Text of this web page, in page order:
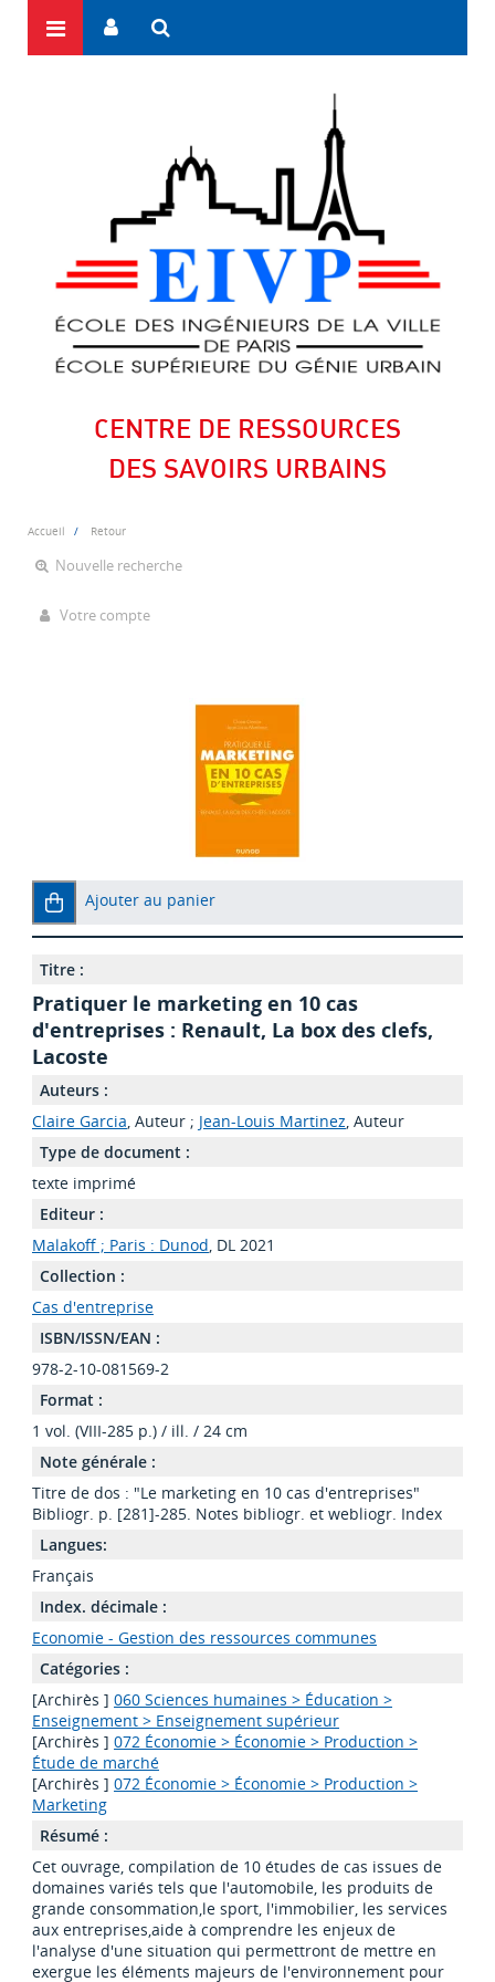
CENTRE DE RESSOURCES
DES SAVOIRS URBAINS
Accueil Retour
Nouvelle recherche
Votre compte
Ajouter au panier
Titre :
Pratiquer le marketing en 10 cas
d'entreprises : Renault, La box des clefs,
Lacoste
Auteurs :
Claire Garcia, Auteur ; Jean-Louis Martinez, Auteur
Type de document :
texte imprimé
Editeur :
Malakoff ; Paris : Dunod, DL 2021
Collection :
Cas d'entreprise
ISBN/ISSN/EAN :
978-2-10-081569-2
Format :
1 vol. (VIII-285 p.) / ill. / 24 cm
Note générale :
Titre de dos : "Le marketing en 10 cas d'entreprises"
Bibliogr. p. [281]-285. Notes bibliogr. et webliogr. Index
Langues:
Français
Index. décimale :
Economie - Gestion des ressources communes
Catégories :
[Archirès ] 060 Sciences humaines > Éducation >
Enseignement > Enseignement supérieur
[Archirès ] 072 Économie > Économie > Production >
Étude de marché
[Archirès ] 072 Économie > Économie > Production >
Marketing
Résumé :
Cet ouvrage, compilation de 10 études de cas issues de
domaines variés tels que l'automobile, les produits de
grande consommation,le sport, l'immobilier, les services
aux entreprises,aide à comprendre les enjeux de
l'analyse d'une situation qui permettront de mettre en
exergue les éléments majeurs de l'environnement pour